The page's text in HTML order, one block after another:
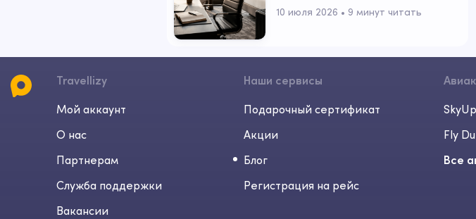
10 июля 2026 • 9 минут читать
Travellizy
Мой аккаунт
О нас
Партнерам
Служба поддержки
Вакансии
Наши сервисы
Подарочный сертификат
Акции
Блог
Регистрация на рейс
SkyUp
Fly
Все